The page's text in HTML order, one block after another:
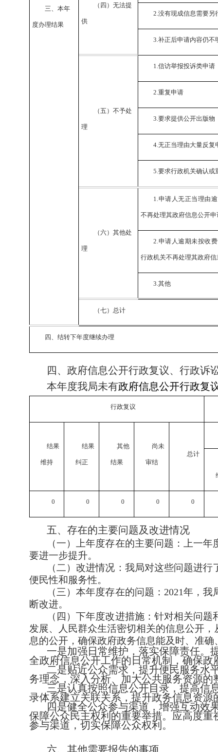
三、本年
度办理结果
（四）无法提
供
2. 没有现成信息需要另
3. 补正后申请内容仍不
（五）不予处
理
1. 信访举报投诉类申请
2. 重复申请
3. 要求提供公开出版物
4. 无正当理由大量反复
5. 要求行政机关确认或
（六）其他处
理
1. 申请人无正当理由
不再处理其政府信息公开申
2. 申请人逾期未按收
行政机关不再处理其政府
3. 其他
（七）总计
四、结转下年度继续办理
四、政府信息公开行政复议、行政诉
本年度我局未有政府信息公开行政复
行政复议
结果
维持
结果
纠正
其他
结果
尚未
审结
总计
0 0 0 0 0
五、存在的主要问题及改进情况
（一）上年度存在的主要问题：上一
要进一步提升。
（二）改进情况：我局对这些问题进
便民性和服务性。
（三）本年度存在的问题： 2021年，我
断改进。
（四）下年度改进措施：针对相关问
发展、人民群众生活密切相关的信息公开
息的公开，确保政府政务信息能及时、准
一是加强日常维护，落实保障责任。
全政府信息公开工作的日常机制，确保
二是贴近公众需求，提升便民服务水
务理念，深入分析、加大公共服务资源
三是认真按照信息公开目录，提高信
录体系建立关联关系，提升政务信息资
四是健全公众参与渠道，增强互动效
保障公众民主权利的重要举措。应高度
参与渠道，切实保障公众权利。
六、其他需要报告的事项